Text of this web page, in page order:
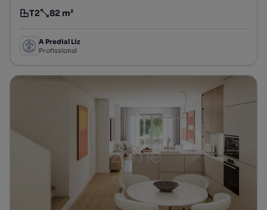
Tipologia
T2
Preço por metro quadrado
82 m²
A Predial Liz
Profissional